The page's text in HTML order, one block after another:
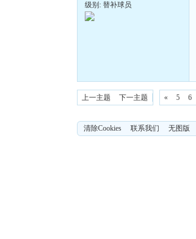
级别: 替补球员
上一主题 下一主题 « 5 6
清除Cookies 联系我们 无图版